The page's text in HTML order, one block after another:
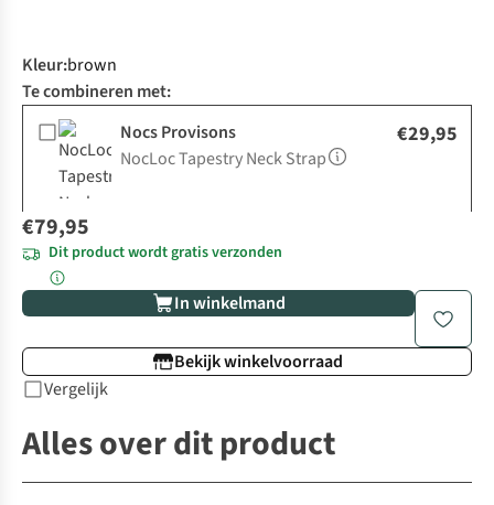
Kleur:brown
Te combineren met:
Nocs Provisons
NocLoc Tapestry Neck Strap
€29,95
€79,95
Dit product wordt gratis verzonden
In winkelmand
Bekijk winkelvoorraad
Vergelijk
Alles over dit product